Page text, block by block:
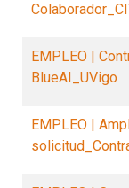
EMPLEO |
BlueAI_UVigo
EMPLEO |